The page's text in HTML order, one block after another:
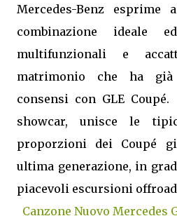
Mercedes-Benz esprime
combinazione ideale
multifunzionali e
matrimonio che ha già
consensi con GLE
showcar, unisce le
proporzioni dei Coupé
ultima generazione, in
piacevoli escursioni
Canzone Nuovo Mercedes